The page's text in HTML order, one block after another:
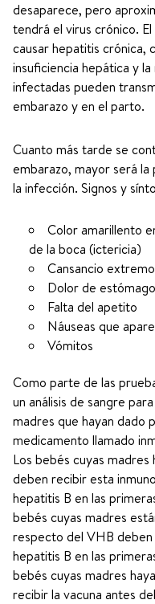
desaparece, pero
tendrá el virus crónico.
causar hepatitis crónica,
insuficiencia hepática y
infectadas pueden
embarazo y en el parto.
Cuanto más tarde se
embarazo, mayor será
la infección. Signos y
Color amarillento
de la boca (ictericia)
Cansancio
Dolor de estómago
Falta del apetito
Náuseas que
Vómitos
Como parte de las
un análisis de sangre
madres que hayan dado
medicamento llamado
Los bebés cuyas
deben recibir esta
hepatitis B en las
bebés cuyas madres
respecto del VHB
hepatitis B en las
bebés cuyas madres
recibir la vacuna antes